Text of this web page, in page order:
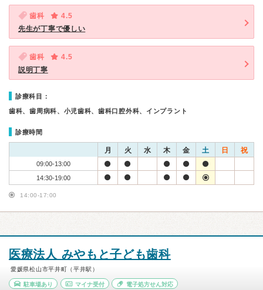
歯科
4.5
先生が丁寧で優しい
歯科
4.5
説明丁寧
診療科目：
歯科、歯周病科、小児歯科、歯科口腔外科、インプラント
診療時間
月 火 水 木 金 土 日 祝
09:00-13:00
14:30-19:00
14:00-17:00
医療法人 みやもと子ども歯科
愛媛県松山市平井町（平井駅）
駐車場あり マイナ受付 電子処方せん対応